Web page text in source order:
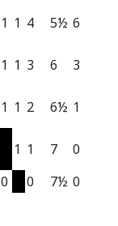
1 1 4 5½ 6
1 1 3 6 3
1 1 2 6½ 1
1 1 7
0
0 0 7½ 0